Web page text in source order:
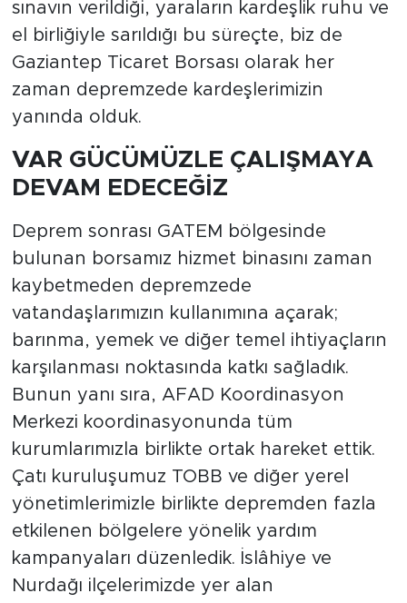
sınavın verildiği, yaraların kardeşlik ruhu ve
el birliğiyle sarıldığı bu süreçte, biz de
Gaziantep Ticaret Borsası olarak her
zaman depremzede kardeşlerimizin
yanında olduk.
VAR GÜCÜMÜZLE ÇALIŞMAYA
DEVAM EDECEĞİZ
Deprem sonrası GATEM bölgesinde
bulunan borsamız hizmet binasını zaman
kaybetmeden depremzede
vatandaşlarımızın kullanımına açarak;
barınma, yemek ve diğer temel ihtiyaçların
karşılanması noktasında katkı sağladık.
Bunun yanı sıra, AFAD Koordinasyon
Merkezi koordinasyonunda tüm
kurumlarımızla birlikte ortak hareket ettik.
Çatı kuruluşumuz TOBB ve diğer yerel
yönetimlerimizle birlikte depremden fazla
etkilenen bölgelere yönelik yardım
kampanyaları düzenledik. İslâhiye ve
Nurdağı ilçelerimizde yer alan